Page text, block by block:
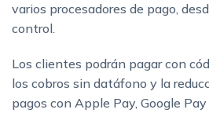
varios procesadores de pago,
control.
Los clientes podrán pagar con
los cobros sin datáfono y la
pagos con Apple Pay, Google